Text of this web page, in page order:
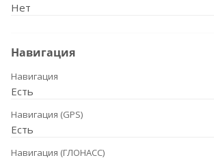
Нет
Навигация
Навигация
Есть
Навигация (GPS)
Есть
Навигация (ГЛОНАСС)